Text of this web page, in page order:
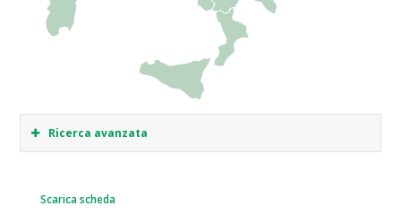
Ricerca avanzata
Scarica scheda